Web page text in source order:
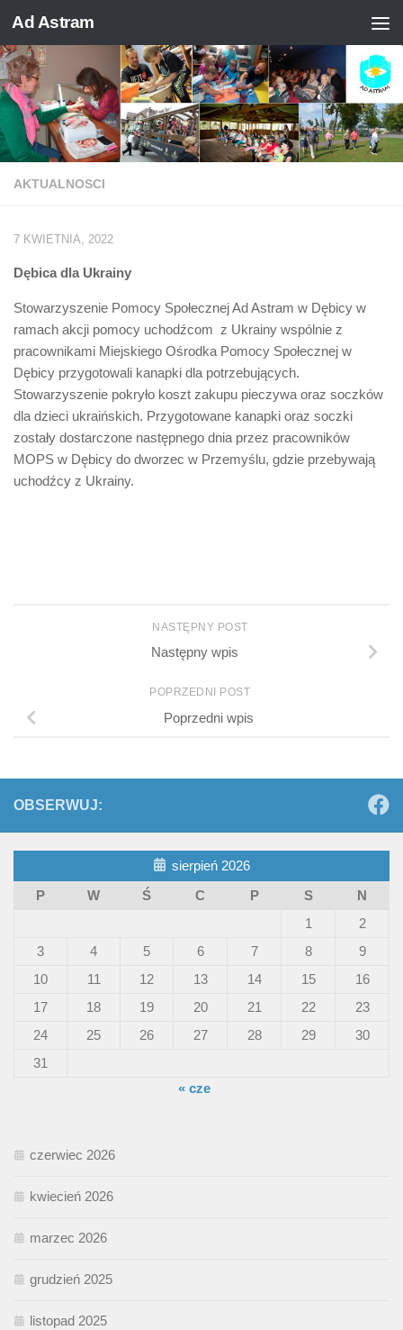
Skip to content
Ad Astram
AKTUALNOSCI
7 KWIETNIA, 2022
Dębica dla Ukrainy
Stowarzyszenie Pomocy Społecznej Ad Astram w Dębicy w
ramach akcji pomocy uchodźcom z Ukrainy wspólnie z
pracownikami Miejskiego Ośrodka Pomocy Społecznej w
Dębicy przygotowali kanapki dla potrzebujących.
Stowarzyszenie pokryło koszt zakupu pieczywa oraz soczków
dla dzieci ukraińskich. Przygotowane kanapki oraz soczki
zostały dostarczone następnego dnia przez pracowników
MOPS w Dębicy do dworzec w Przemyślu, gdzie przebywają
uchodźcy z Ukrainy.
NASTĘPNY POST
Następny wpis
POPRZEDNI POST
Poprzedni wpis
OBSERWUJ:
sierpień 2026
P
W Ś C P S
N
1
2
3
4 5 6 7 8
9
10
11 12 13 14 15
16
17
18 19 20 21 22
23
24
25 26 27 28 29
30
31
« cze
czerwiec 2026
kwiecień 2026
marzec 2026
grudzień 2025
listopad 2025